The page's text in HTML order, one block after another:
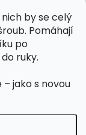
nich by se celý
Pomáhají
po
ruky.
jako s novou